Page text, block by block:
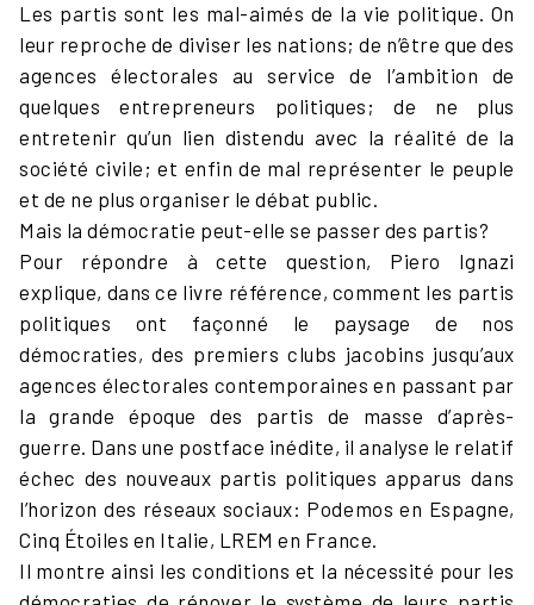
Les partis sont les mal-aimés de la vie politique. On
leur reproche de diviser les nations; de n’être que des
agences électorales au service de l’ambition de
quelques entrepreneurs politiques; de ne plus
entretenir qu’un lien distendu avec la réalité de la
société civile; et enfin de mal représenter le peuple
et de ne plus organiser le débat public.
Mais la démocratie peut-elle se passer des partis?
Pour répondre à cette question, Piero Ignazi
explique, dans ce livre référence, comment les partis
politiques ont façonné le paysage de nos
démocraties, des premiers clubs jacobins jusqu’aux
agences électorales contemporaines en passant par
la grande époque des partis de masse d’après-
guerre. Dans une postface inédite, il analyse le relatif
échec des nouveaux partis politiques apparus dans
l’horizon des réseaux sociaux: Podemos en Espagne,
Cinq Étoiles en Italie, LREM en France.
Il montre ainsi les conditions et la nécessité pour les